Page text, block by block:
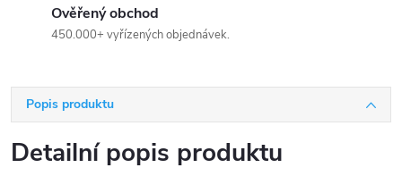
Ověřený obchod
450.000+ vyřízených objednávek.
Popis produktu
Detailní popis produktu